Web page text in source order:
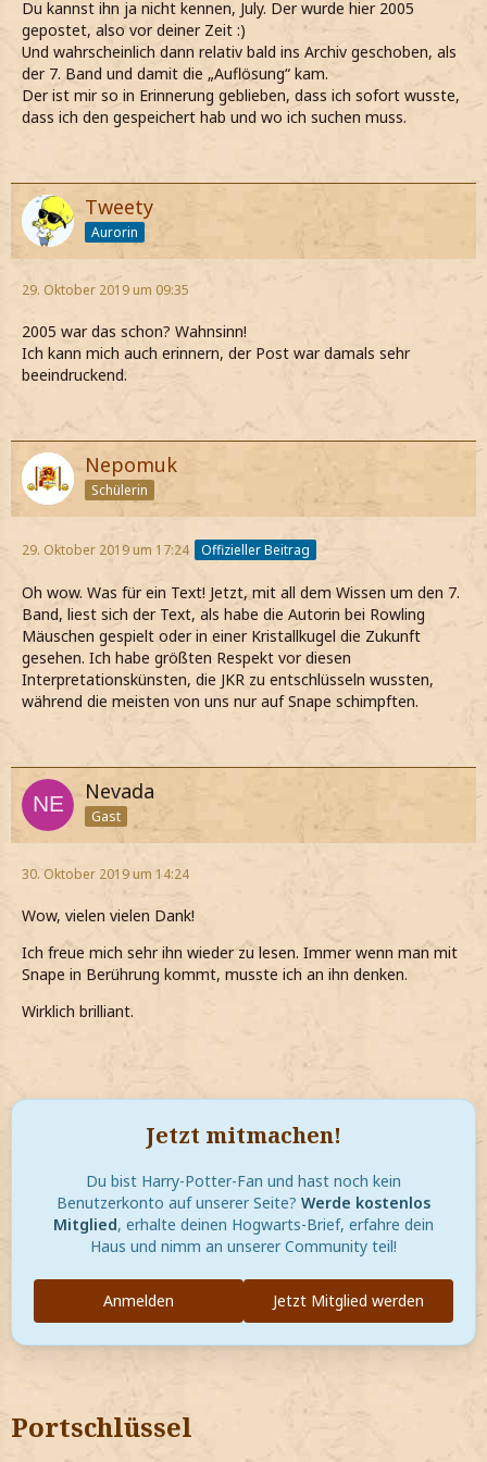
Leben flehen.
Vielleicht fleht Albus um Unterstützung, um Hilfe gegen die
Todesser...aber er vertraut doch Severus bis zur letzten
Minute... ein erleichtertes, zuversichtliches Severus,
endlich! würde da doch mehr Sinn machen.
einfaches Bitten nicht mehr ausreicht, das man im Grunde
von niemanden verlangen kann, er fleht um seinen eigene
Hinrichtung.
Absurd???? Auch wenn man keine Angst vor dem Tod hat
lässt man sich nicht grundlos und freiwillig hinrichten.
Voldemort ist eingeläutet und niemand kannte Voldemort,
seine Schwächen und seine Stärken, so gut wie
Dumbledore. Niemand vereint soviel Hoffnung auf den
Böse sein wie Dumbledore
Nun... Dumbledores wichtigstes Anliegen in diesem Jahr
war es Harry alles über Voldemort zu erzählen, das er
wusste. Alle Erinnerungen, alle Beobachtungen, alle
Schwächen, alle Stärken. Nichts erscheint ihm wichtiger...
Dumbledore hat eine Verantwortung: sein Wissen in
diesem Jahr an Harry abgegeben.
Auch das Symbol der Hoffnung ist seit diesem Jahr und in
diesem Krieg nicht mehr Dumbledore sondern Harry. Er ist
der „Chosen One“. Selbst das Ministerium ist sich dessen
bewusst und möchte ihn als Maskottchen und Leitfigur für
sich gewinnen.
die Stärke und Erfahrung besitzt, die Dumbledore hatte.
Wie kann Dumbledore also Harry absichtlich in Stich
lassen. Was kann solch ein Opfer rechtfertigen und
wichtiger sein als die mächtige Zauberkraft und Hilfe
Dumbledore im entscheidenden Kampf????
Es geht doch um soviel, nicht nur um Harry, nicht nur um
Hogwarts um die ganze Welt.
2. TEIL: Ein Opfer für das Notwendige und der
Gewinn von Treue
Ich glaube die Lösung dazu macht wirklich nur Sinn wenn
Malfoy oder die Erfüllungspflicht einer unbreakable vow-,
Seit Anfang dieses Buches weiss Dumbledore was zu tun
eingesammelt und zerstört werden. Zauberkraft und
Stärke nützen im direkten Kampf gegen den unsterblichen
Voldemort nichts, wenn man nicht die übrigen 3 horcruxes
findet und zerstört. Sicher auch dazu braucht es Kraft und
Erfahrung, aber zunächst muss man wissen, wo sie zu
finden sind. Dumbledore hat Harry alles über Voldemort
berichtet, das er weis. Die ihm bekannten möglichen
Trophäen, sind eingesammelt und zerstört.
Nun braucht es vor allem eines: mehr Information, keine
Informationen. Welcher Ort spielt in Voldemorts Leben
eine solch große Rolle um für Hufflepuffs Schale würdig zu
Du kannst ihn ja nicht kennen, July. Der wurde hier 2005
gepostet, also vor deiner Zeit :)
Und wahrscheinlich dann relativ bald ins Archiv geschoben, als
der 7. Band und damit die „Auflösung“ kam.
Der ist mir so in Erinnerung geblieben, dass ich sofort wusste,
dass ich den gespeichert hab und wo ich suchen muss.
Tweety
Aurorin
29. Oktober 2019 um 09:35
2005 war das schon? Wahnsinn!
Ich kann mich auch erinnern, der Post war damals sehr
beeindruckend.
Nepomuk
Schülerin
29. Oktober 2019 um 17:24 Offizieller Beitrag
Oh wow. Was für ein Text! Jetzt, mit all dem Wissen um den 7.
Band, liest sich der Text, als habe die Autorin bei Rowling
Mäuschen gespielt oder in einer Kristallkugel die Zukunft
gesehen. Ich habe größten Respekt vor diesen
Interpretationskünsten, die JKR zu entschlüsseln wussten,
während die meisten von uns nur auf Snape schimpften.
Nevada
Gast
30. Oktober 2019 um 14:24
Wow, vielen vielen Dank!
Ich freue mich sehr ihn wieder zu lesen. Immer wenn man mit
Snape in Berührung kommt, musste ich an ihn denken.
Wirklich brilliant.
Jetzt mitmachen!
Du bist Harry-Potter-Fan und hast noch kein
Benutzerkonto auf unserer Seite? Werde kostenlos
Mitglied, erhalte deinen Hogwarts-Brief, erfahre dein
Haus und nimm an unserer Community teil!
Jetzt Mitglied werden
Anmelden
Portschlüssel